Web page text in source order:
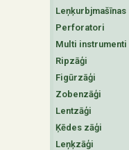
Leņķurbjmašīnas
Perforatori
Multi instrumenti
Ripzāģi
Figūrzāģi
Zobenzāģi
Lentzāģi
Ķēdes zāģi
Leņķzāģi